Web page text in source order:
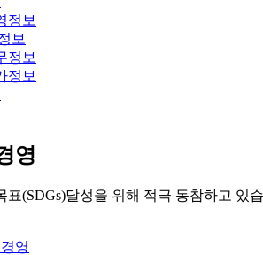
정보
보
정보
정보
영
표(SDGs)달성을 위해 적극 동참하고 있
영